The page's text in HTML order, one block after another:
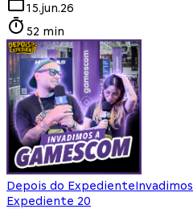
15.jun.26
52 min
Depois do Expediente
Expediente 20